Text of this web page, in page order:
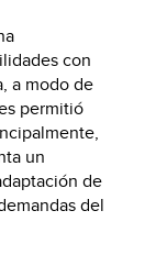
con
a modo de
permitió
un
de
del